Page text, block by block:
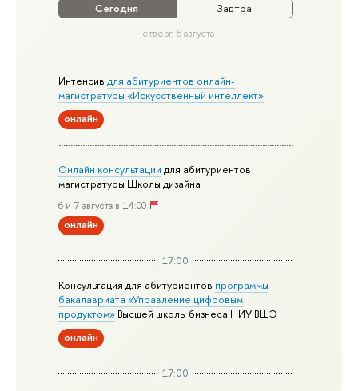
Сегодня Завтра
Четверг, 6 августа
Интенсивдля абитуриентов онлайн-
магистратуры «Искусственный интеллект»
онлайн
Онлайн консультации для абитуриентов
магистратуры Школы дизайна
6 и 7 августа в 14:00
онлайн
17:00
Консультация для абитуриентов программы
бакалавриата «Управление цифровым
продуктом» Высшей школы бизнеса НИУ ВШЭ
онлайн
17:00